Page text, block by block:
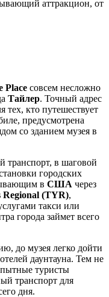
аттракцион, от
Place совсем несложно
Тайлер. Точный адрес
тех, кто путешествует
предусмотрена
со зданием музея в
транспорт, в шаговой
городских
в США через
Regional (TYR),
такси или
города займет всего
до музея легко дойти
даунтауна. Тем не
туристы
транспорт для
дня.